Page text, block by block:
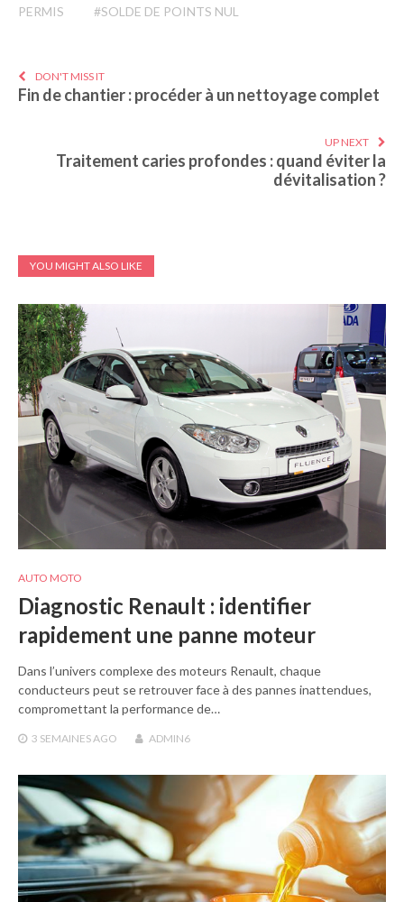
PERMIS
#SOLDE DE POINTS NUL
DON'T MISS IT
Fin de chantier : procéder à un nettoyage complet
UP NEXT
Traitement caries profondes : quand éviter la
dévitalisation ?
YOU MIGHT ALSO LIKE
AUTO MOTO
Diagnostic Renault : identifier
rapidement une panne moteur
Dans l’univers complexe des moteurs Renault, chaque
conducteurs peut se retrouver face à des pannes inattendues,
compromettant la performance de…
3 SEMAINES AGO ADMIN6